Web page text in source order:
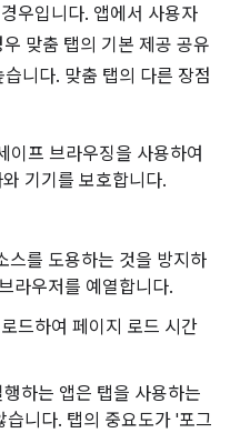
우입니다. 앱에서 사용자
맞춤 탭의 기본 제공 공유
니다. 맞춤 탭의 다른 장점
프 브라우징을 사용하여
기기를 보호합니다.
스를 도용하는 것을 방지하
라우저를 예열합니다.
드하여 페이지 로드 시간
하는 앱은 탭을 사용하는
니다. 탭의 중요도가 '포그